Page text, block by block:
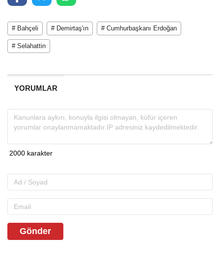
# Bahçeli # Demirtaş'ın # Cumhurbaşkanı Erdoğan
# Selahattin
YORUMLAR
Gönder